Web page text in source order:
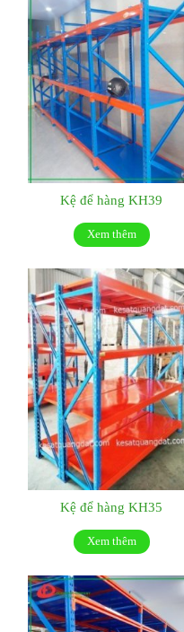
Kệ để hàng KH39
Xem thêm
Kệ để hàng KH35
Xem thêm